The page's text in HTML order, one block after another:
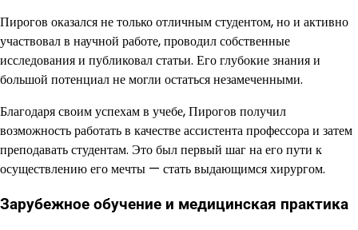
Пирогов оказался не только отличным студентом, но и активно
участвовал в научной работе, проводил собственные
исследования и публиковал статьи. Его глубокие знания и
большой потенциал не могли остаться незамеченными.
Благодаря своим успехам в учебе, Пирогов получил
возможность работать в качестве ассистента профессора и затем
преподавать студентам. Это был первый шаг на его пути к
осуществлению его мечты — стать выдающимся хирургом.
Зарубежное обучение и медицинская практика